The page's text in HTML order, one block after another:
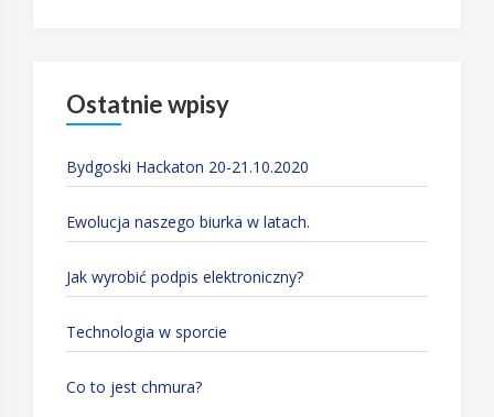
Ostatnie wpisy
Bydgoski Hackaton 20-21.10.2020
Ewolucja naszego biurka w latach.
Jak wyrobić podpis elektroniczny?
Technologia w sporcie
Co to jest chmura?